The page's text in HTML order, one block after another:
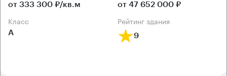
от 333 300 ₽/кв.м от 47 652 000 ₽
класс
А
рейтинг здания
9